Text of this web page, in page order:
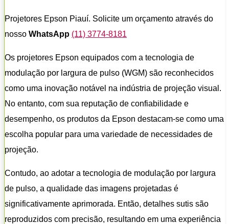
Projetores Epson Piauí. Solicite um orçamento através do
nosso WhatsApp (11) 3774-8181
Os projetores Epson equipados com a tecnologia de
modulação por largura de pulso (WGM) são reconhecidos
como uma inovação notável na indústria de projeção visual.
No entanto, com sua reputação de confiabilidade e
desempenho, os produtos da Epson destacam-se como uma
escolha popular para uma variedade de necessidades de
projeção.
Contudo, ao adotar a tecnologia de modulação por largura
de pulso, a qualidade das imagens projetadas é
significativamente aprimorada. Então, detalhes sutis são
reproduzidos com precisão, resultando em uma experiência